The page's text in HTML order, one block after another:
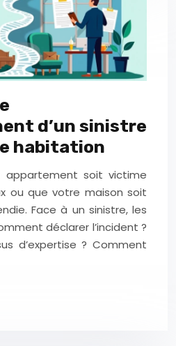
d’un sinistre
habitation
appartement soit victime
ou que votre maison soit
Face à un sinistre, les
déclarer l’incident ?
d’expertise ? Comment